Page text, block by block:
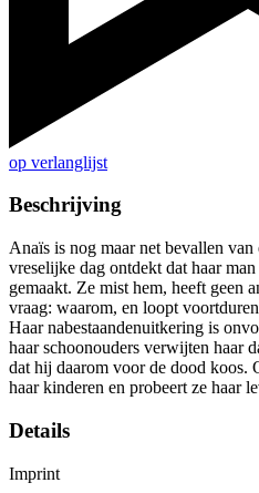
op verlanglijst
Beschrijving
Anaïs is nog maar net bevallen van
vreselijke dag ontdekt dat haar
gemaakt. Ze mist hem, heeft geen
vraag: waarom, en loopt
Haar nabestaandenuitkering is
haar schoonouders verwijten haar
dat hij daarom voor de dood koos.
haar kinderen en probeert ze haar
Details
Imprint